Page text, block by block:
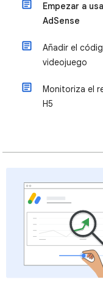
Empezar a
AdSense
Añadir el
videojuego
Monitoriza el
H5